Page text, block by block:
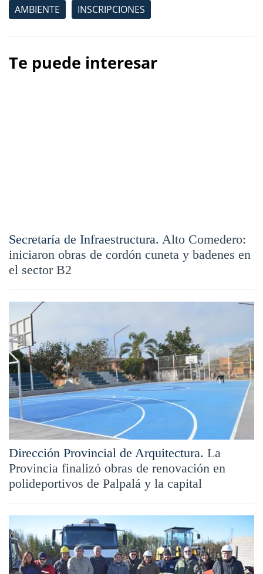
AMBIENTE
INSCRIPCIONES
Te puede interesar
Secretaría de Infraestructura. Alto Comedero:
iniciaron obras de cordón cuneta y badenes en
el sector B2
Dirección Provincial de Arquitectura. La
Provincia finalizó obras de renovación en
polideportivos de Palpalá y la capital